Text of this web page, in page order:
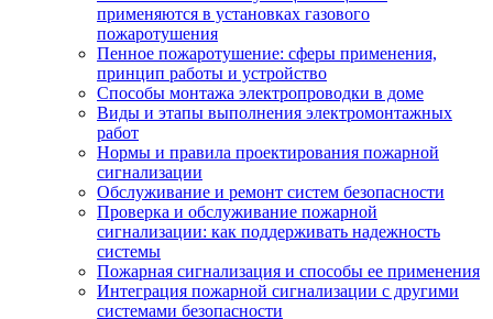
применяются в установках газового
пожаротушения
Пенное пожаротушение: сферы применения,
принцип работы и устройство
Способы монтажа электропроводки в доме
Виды и этапы выполнения электромонтажных
работ
Нормы и правила проектирования пожарной
сигнализации
Обслуживание и ремонт систем безопасности
Проверка и обслуживание пожарной
сигнализации: как поддерживать надежность
системы
Пожарная сигнализация и способы ее применения
Интеграция пожарной сигнализации с другими
системами безопасности